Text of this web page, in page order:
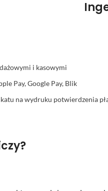
i kasowymi
Pay, Google Pay, Blik
na wydruku potwierdzenia